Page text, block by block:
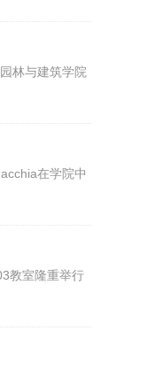
林与建筑学院
在学院中
教室隆重举行